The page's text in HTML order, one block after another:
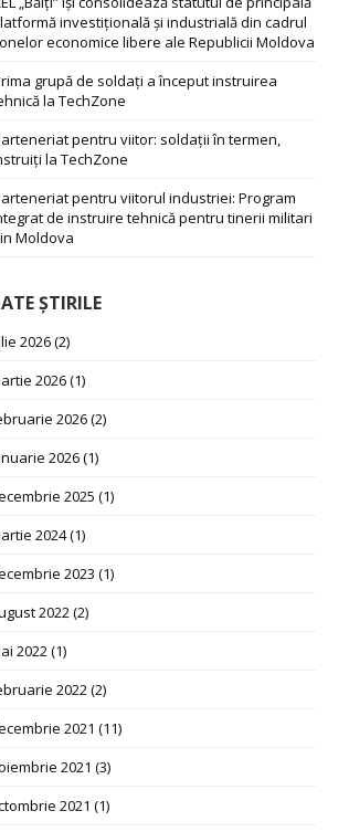
investițională și industrială din cadrul
economice libere ale Republicii Moldova
grupă de soldați a început instruirea
la TechZone
pentru viitor: soldații în termen,
la TechZone
pentru viitorul industriei: Program
de instruire tehnică pentru tinerii militari
Moldova
ŞTIRILE
2026(2)
2026(1)
2026(2)
2026(1)
2025 (1)
2024(1)
2023 (1)
2022(2)
2022(1)
2022(2)
2021 (11)
2021 (3)
2021 (1)